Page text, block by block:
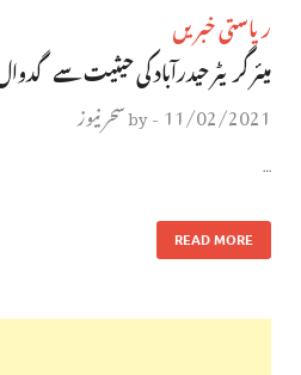
ریاستی خبریں
میئر گریٹر حیدرآباد کی حیثیت سے
11/02/2021
-
byسحر نیوز
…
READ MORE